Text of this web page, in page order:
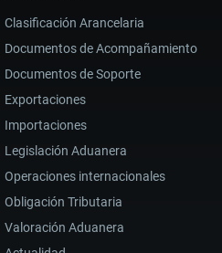
Clasificación Arancelaria
Documentos de Acompañamiento
Documentos de Soporte
Exportaciones
Importaciones
Legislación Aduanera
Operaciones internacionales
Obligación Tributaria
Valoración Aduanera